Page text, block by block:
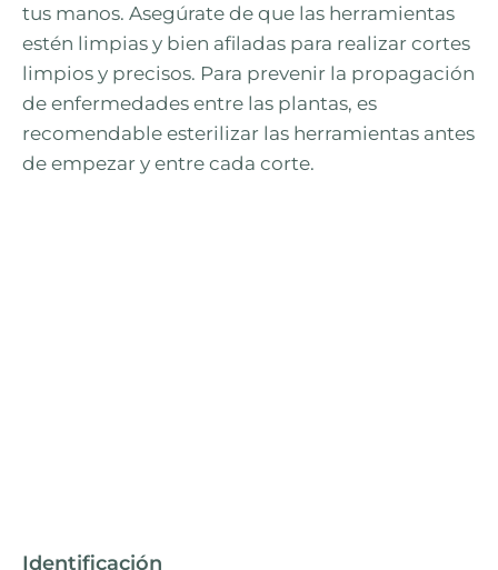
tus manos. Asegúrate de que las herramientas
estén limpias y bien afiladas para realizar cortes
limpios y precisos. Para prevenir la propagación
de enfermedades entre las plantas, es
recomendable esterilizar las herramientas antes
de empezar y entre cada corte.
Identificación